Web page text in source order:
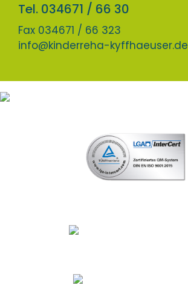
Tel. 034671 / 66 30
Fax 034671 / 66 323
info@kinderreha-kyffhaeuser.de